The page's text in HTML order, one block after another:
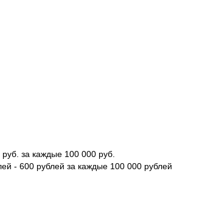
за каждые 100 000 руб.
- 600 рублей за каждые 100 000 рублей